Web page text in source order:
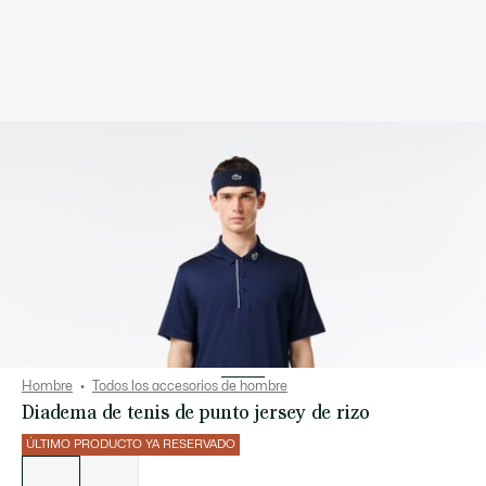
Hombre Todos los accesorios de hombre
Diadema de tenis de punto jersey de rizo
ÚLTIMO PRODUCTO YA RESERVADO